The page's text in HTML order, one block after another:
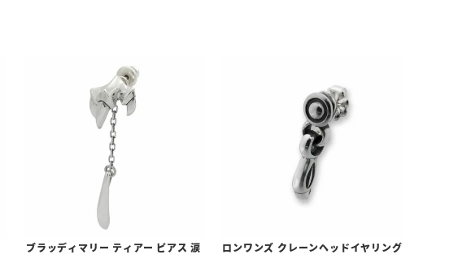
ブラッディマリー ティアー ピアス 涙 ロンワンズ クレーンヘッドイヤリング